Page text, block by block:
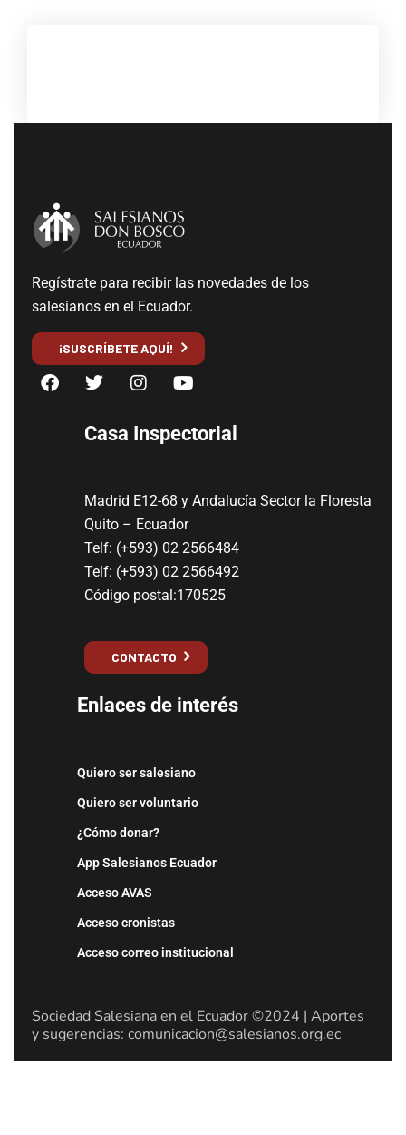
Regístrate para recibir las novedades de los
salesianos en el Ecuador.
¡SUSCRÍBETE AQUÍ!
Casa Inspectorial
Madrid E12-68 y Andalucía Sector la Floresta
Quito – Ecuador
Telf: (+593) 02 2566484
Telf: (+593) 02 2566492
Código postal:170525
CONTACTO
Enlaces de interés
Quiero ser salesiano
Quiero ser voluntario
¿Cómo donar?
App Salesianos Ecuador
Acceso AVAS
Acceso cronistas
Acceso correo institucional
Sociedad Salesiana en el Ecuador ©2024 | Aportes
y sugerencias: comunicacion@salesianos.org.ec